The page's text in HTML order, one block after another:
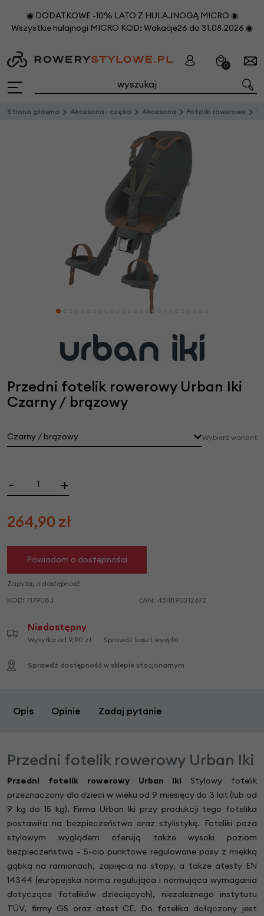
◉ DODATKOWE -10% LATO Z HULAJNOGĄ MICRO ◉
Wszystkie hulajnogi MICRO KOD: Wakacje26 do 31.08.2026 ◉
0
Strona główna Akcesoria i części Akcesoria Foteliki rowerowe
Przedni fotelik rowerowy Urban Iki
Czarny / brązowy
Czarny / brązowy Wybierz wariant
- +
264,90 zł
Powiadom o dostępności
Zapytaj o dostępność
KOD: 717908J EAN: 4511890212672
Niedostępny
Wysyłka od 9,90 zł Sprawdź koszt wysyłki
Sprawdź dostępność w sklepie stacjonarnym
Opis Opinie Zadaj pytanie
Przedni fotelik rowerowy Urban Iki
Przedni fotelik rowerowy Urban Iki Stylowy fotelik
przeznaczony dla dzieci w wieku od 9 miesięcy do 3 lat (lub od
9 kg do 15 kg). Firma Urban Iki przy produkcji tego fotelika
postawiła na bezpieczeństwo oraz stylistykę. Foteliki poza
stylowym wyglądem oferują także wysoki poziom
bezpieczeństwa – 5-cio punktowe regulowane pasy z miękką
gąbką na ramionach, zapięcia na stopy, a także atesty EN
14344 (europejska norma regulująca i normująca wymagania
dotyczące fotelików dziecięcych), niezależnego instytutu
TÜV, firmy GS oraz atest CE. Do fotelika dołączony jest